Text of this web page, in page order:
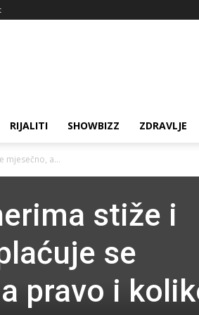
RIJALITI SHOWBIZZ ZDRAVLJE
mjesečno, a...
stiže i
se
pravo i